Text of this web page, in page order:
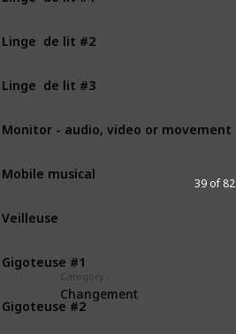
Category
Changement
39 of 82
Linge  de lit #2
Linge  de lit #3
Monitor - audio, video or movement
Mobile musical
Veilleuse
Gigoteuse #1
Gigoteuse #2